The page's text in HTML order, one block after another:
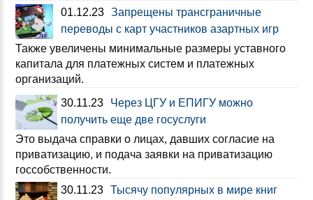
01.12.23 Запрещены трансграничные
переводы с карт участников азартных игр
Также увеличены минимальные размеры уставного
капитала для платежных систем и платежных
организаций.
30.11.23
Через ЦГУ и ЕПИГУ можно
получить еще две госуслуги
Это выдача справки о лицах, давших согласие на
приватизацию, и подача заявки на приватизацию
госсобственности.
30.11.23 Тысячу популярных в мире книг